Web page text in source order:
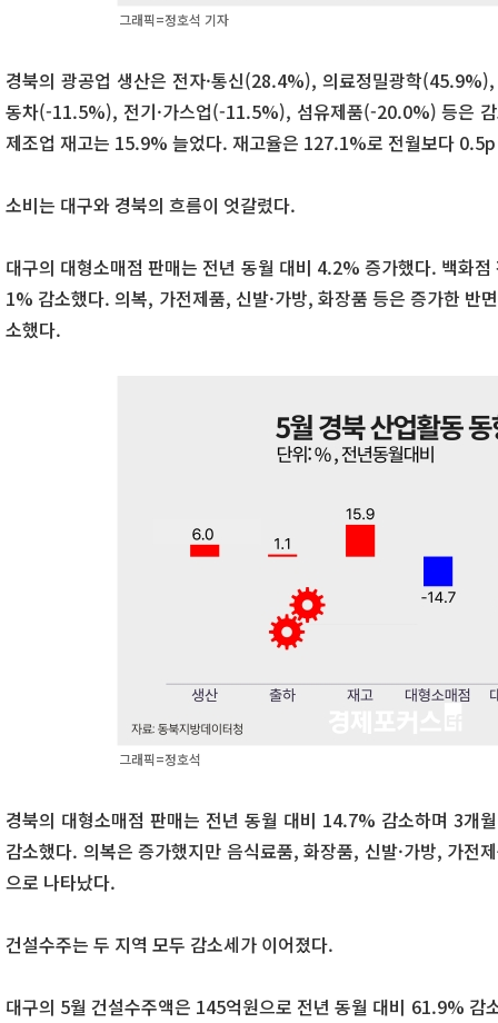
그래픽=정호석 기자
경북의 광공업 생산은 전자·통신(28.4%), 의료정밀광학
동차(-11.5%), 전기·가스업(-11.5%), 섬유제품(-20.0%) 등은
제조업 재고는 15.9% 늘었다. 재고율은 127.1%로 전월보다
소비는 대구와 경북의 흐름이 엇갈렸다.
대구의 대형소매점 판매는 전년 동월 대비 4.2% 증가했다. 백화
1% 감소했다. 의복, 가전제품, 신발·가방, 화장품 등은 증가한 반
소했다.
그래픽=정호석
경북의 대형소매점 판매는 전년 동월 대비 14.7% 감소하며 3개
감소했다. 의복은 증가했지만 음식료품, 화장품, 신발·가방, 가전
으로 나타났다.
건설수주는 두 지역 모두 감소세가 이어졌다.
대구의 5월 건설수주액은 145억원으로 전년 동월 대비 61.9% 감